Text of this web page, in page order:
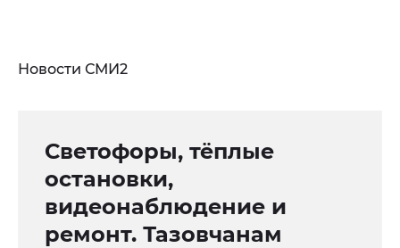
Новости СМИ2
Светофоры, тёплые
остановки,
видеонаблюдение и
ремонт. Тазовчанам